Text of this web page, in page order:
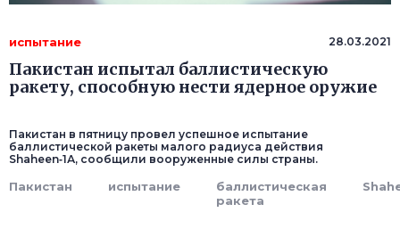
испытание 28.03.2021
Пакистан испытал баллистическую
ракету, способную нести ядерное оружие
Пакистан в пятницу провел успешное испытание
баллистической ракеты малого радиуса действия
Shaheen‑1А, сообщили вооруженные силы страны.
Пакистан испытание
баллистическая
ракета